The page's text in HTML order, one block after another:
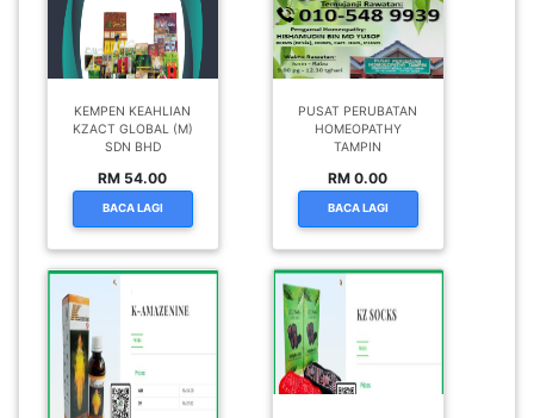
KEMPEN KEAHLIAN
KZACT GLOBAL (M)
SDN BHD
RM 54.00
BACA LAGI
PUSAT PERUBATAN
HOMEOPATHY
TAMPIN
RM 0.00
BACA LAGI